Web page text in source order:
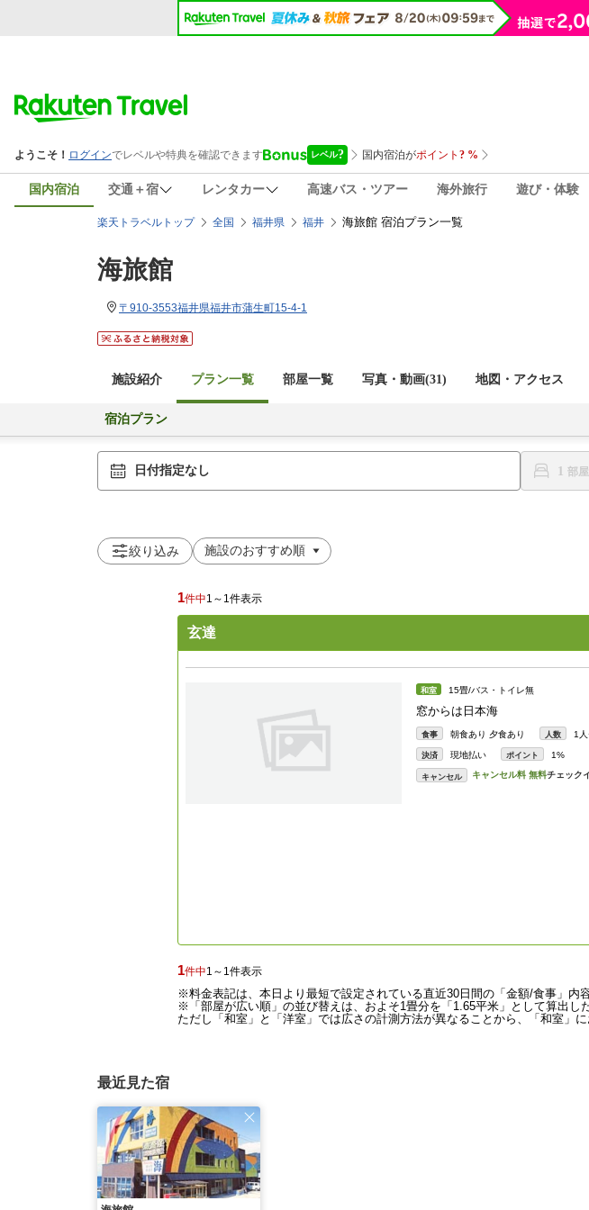
国内宿泊 交通＋宿 レンタカー 高速バス・ツアー 海外旅行 遊び・体験
楽天トラベルトップ 全国 福井県 福井 海旅館 宿泊プラン一覧
海旅館
〒910-3553福井県福井市蒲生町15-4-1
施設紹介 プラン一覧 部屋一覧 写真・動画(31) 地図・アクセス
宿泊プラン
日付指定なし 1
絞り込み
1件中1～1件表示
玄達
和室 15畳/バス・トイレ無
窓からは日本海
食事 朝食あり 夕食あり 人数 1人
決済 現地払い ポイント 1%
キャンセル
1件中1～1件表示
※料金表記は、本日より最短で設定されている直近30日間の「金額/食事」内
※「部屋が広い順」の並び替えは、およそ1畳分を「1.65平米」として算出し
ただし「和室」と「洋室」では広さの計測方法が異なることから、「和室」
最近見た宿